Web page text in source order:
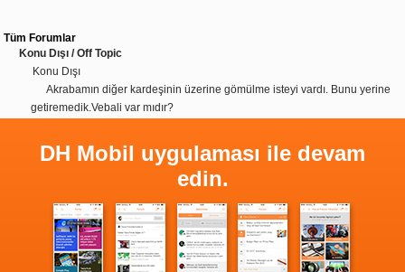
Tüm Forumlar
Konu Dışı / Off Topic
Konu Dışı
Akrabamın diğer kardeşinin üzerine gömülme isteyi vardı. Bunu yerine
getiremedik.Vebali var mıdır?
DH Mobil uygulaması ile devam
edin.